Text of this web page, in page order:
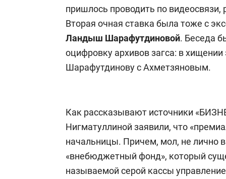
пришлось проводить по
Вторая очная ставка была тоже с
Ландыш Шарафутдиновой. Беседа
оцифровку архивов загса: в
Шарафутдинову с Ахметзяновым.
Как рассказывают источники
Нигматуллиной заявили, что
начальницы. Причем, мол, не лично
«внебюджетный фонд», который
называемой серой кассы